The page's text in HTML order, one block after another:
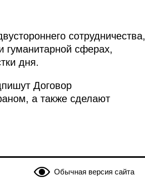
сотрудничества,
гуманитарной сферах,
дня.
Договор
а также сделают
Обычная версия сайта